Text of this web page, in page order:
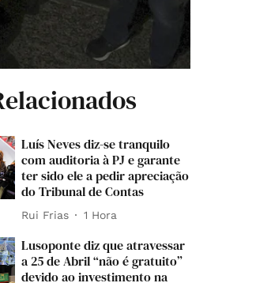
Luís Neves diz-se tranquilo
com auditoria à PJ e garante
ter sido ele a pedir apreciação
do Tribunal de Contas
Rui Frias 1 Hora
Lusoponte diz que atravessar
a 25 de Abril “não é gratuito”
devido ao investimento na